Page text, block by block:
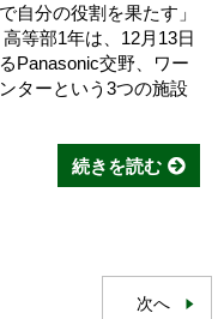
自分の役割を果たす」
等部1年は、12月13日
Panasonic交野、ワー
ターという3つの施設
続きを読む
次へ